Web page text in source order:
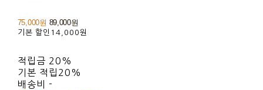
75,000원 89,000원
기본 할인 14,000원
적립금 20%
기본 적립 20%
배송비-